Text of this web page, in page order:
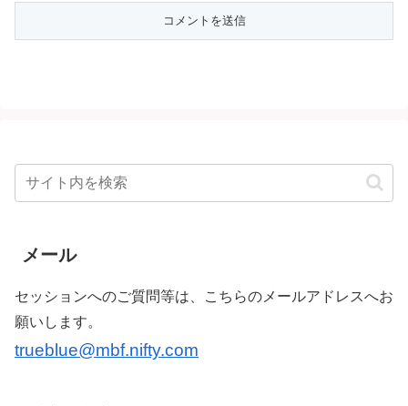
メール
セッションへのご質問等は、こちらのメールアドレスへお
願いします。
trueblue@mbf.nifty.com